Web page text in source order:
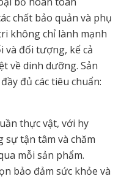
chất bảo quản và phụ
không chỉ lành mạnh
và đối tượng, kể cả
về dinh dưỡng. Sản
đủ các tiêu chuẩn:
thực vật, với hy
sự tận tâm và chăm
mỗi sản phẩm.
bảo đảm sức khỏe và